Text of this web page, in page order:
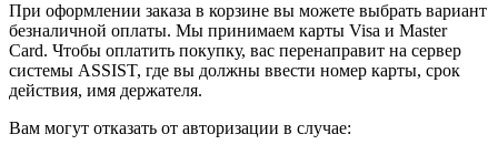
При оформлении заказа в корзине вы можете выбрать вариант
безналичной оплаты. Мы принимаем карты Visa и Master
Card. Чтобы оплатить покупку, вас перенаправит на сервер
системы ASSIST, где вы должны ввести номер карты, срок
действия, имя держателя.
Вам могут отказать от авторизации в случае: